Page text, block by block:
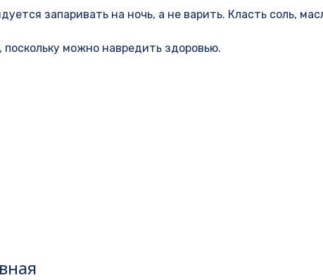
запаривать на ночь, а не варить. Класть соль,
можно навредить здоровью.